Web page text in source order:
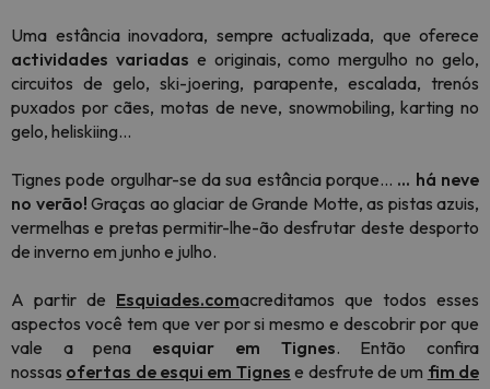
Uma estância inovadora, sempre actualizada, que oferece
actividades variadas e originais, como mergulho no gelo,
circuitos de gelo, ski-joering, parapente, escalada, trenós
puxados por cães, motas de neve, snowmobiling, karting no
gelo, heliskiing...
Tignes pode orgulhar-se da sua estância porque... ... há neve
no verão! Graças ao glaciar de Grande Motte, as pistas azuis,
vermelhas e pretas permitir-lhe-ão desfrutar deste desporto
de inverno em junho e julho.
A partir de Esquiades.comacreditamos que todos esses
aspectos você tem que ver por si mesmo e descobrir por que
vale a pena esquiar em Tignes. Então confira
nossas ofertas de esqui em Tignes e desfrute de um fim de